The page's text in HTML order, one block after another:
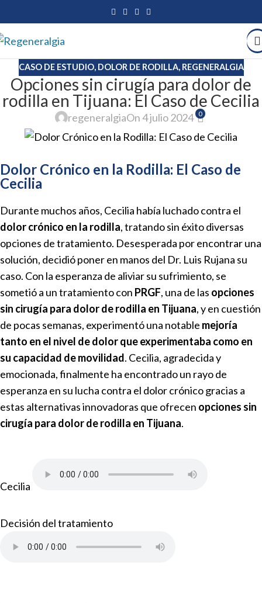
CASO DE ESTUDIO, DOLOR DE RODILLA, REGENERALGIA
Opciones sin cirugía para dolor de
rodilla en Tijuana: El Caso de Cecilia
regeneralgiaOn 4 julio 2024 0
Dolor Crónico en la Rodilla: El Caso de
Cecilia
Durante muchos años, Cecilia había luchado contra el
dolor crónico en la rodilla, tratando sin éxito diversas
opciones de tratamiento. Desesperada por encontrar una
solución, decidió poner en manos del Dr. Luis Rujana su
caso. Con la esperanza de aliviar su sufrimiento, se
sometió a un tratamiento con PRGF, una de las opciones
sin cirugía para dolor de rodilla en Tijuana, y en cuestión
de pocas semanas, experimentó una notable mejoría
tanto en el nivel de dolor que experimentaba como en
su capacidad de movilidad. Cecilia, agradecida y
emocionada, finalmente ha encontrado un rayo de
esperanza en su lucha contra el dolor crónico gracias a
estas alternativas innovadoras que ofrecen opciones sin
cirugía para dolor de rodilla en Tijuana.
Cecilia
Decisión del tratamiento